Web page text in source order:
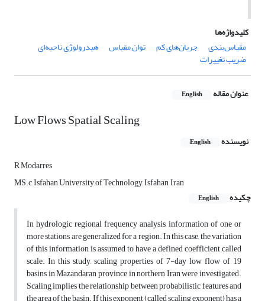
کلیدواژه‌ها
مقیاس‌بندی
جریان‌های کم توان مقیاس هیدرولوژی ناحیه‌ای
ضریب تغییرات
عنوان مقاله English
Low Flows Spatial Scaling
نویسنده English
R Modarres
MS.c, Isfahan University of Technology, Isfahan, Iran
چکیده
English
In hydrologic regional frequency analysis, information of one or
more stations are generalized for a region. In this case, the variation
of this information is assumed to have a defined coefficient called
scale. In this study, scaling properties of 7-day low flow of 19
basins in Mazandaran province in northern Iran were investigated.
Scaling implies the relationship between probabilistic features and